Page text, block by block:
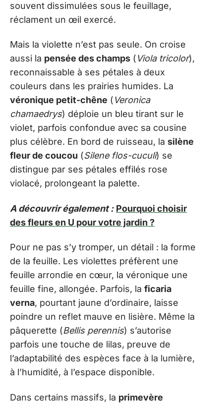
souvent dissimulées sous le feuillage,
réclament un œil exercé.
Mais la violette n’est pas seule. On croise
aussi la pensée des champs (Viola tricolor),
reconnaissable à ses pétales à deux
couleurs dans les prairies humides. La
véronique petit-chêne (Veronica
chamaedrys) déploie un bleu tirant sur le
violet, parfois confondue avec sa cousine
plus célèbre. En bord de ruisseau, la silène
fleur de coucou (Silene flos-cuculi) se
distingue par ses pétales effilés rose
violacé, prolongeant la palette.
A découvrir également : Pourquoi choisir
des fleurs en U pour votre jardin ?
Pour ne pas s’y tromper, un détail : la forme
de la feuille. Les violettes préfèrent une
feuille arrondie en cœur, la véronique une
feuille fine, allongée. Parfois, la ficaria
verna, pourtant jaune d’ordinaire, laisse
poindre un reflet mauve en lisière. Même la
pâquerette (Bellis perennis) s’autorise
parfois une touche de lilas, preuve de
l’adaptabilité des espèces face à la lumière,
à l’humidité, à l’espace disponible.
Dans certains massifs, la primevère